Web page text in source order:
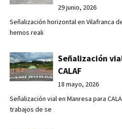
29 junio, 2026
Señalización horizontal en Vilafranca
hemos reali
Señalización
CALAF
18 mayo, 2026
Señalización vial en Manresa para
trabajos de se